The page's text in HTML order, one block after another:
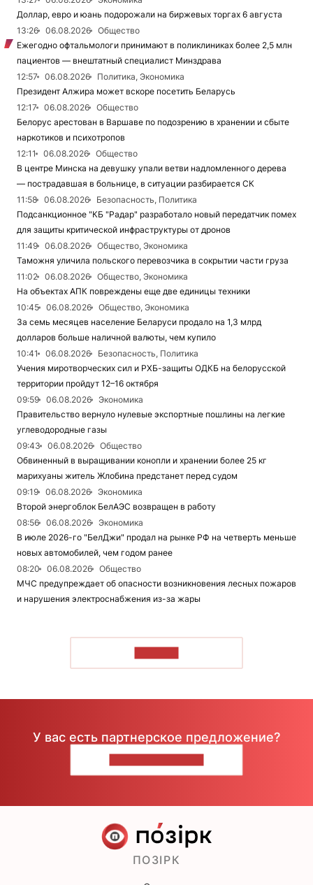
Доллар, евро и юань подорожали на биржевых торгах 6 августа
13:26
06.08.2026
Общество
Ежегодно офтальмологи принимают в поликлиниках более 2,5 млн
пациентов — внештатный специалист Минздрава
12:57
06.08.2026
Политика, Экономика
Президент Алжира может вскоре посетить Беларусь
12:17
06.08.2026
Общество
Белорус арестован в Варшаве по подозрению в хранении и сбыте
наркотиков и психотропов
12:11
06.08.2026
Общество
В центре Минска на девушку упали ветви надломленного дерева
— пострадавшая в больнице, в ситуации разбирается СК
11:58
06.08.2026
Безопасность, Политика
Подсанкционное "КБ "Радар" разработало новый передатчик помех
для защиты критической инфраструктуры от дронов
11:49
06.08.2026
Общество, Экономика
Таможня уличила польского перевозчика в сокрытии части груза
11:02
06.08.2026
Общество, Экономика
На объектах АПК повреждены еще две единицы техники
10:45
06.08.2026
Общество, Экономика
За семь месяцев население Беларуси продало на 1,3 млрд
долларов больше наличной валюты, чем купило
10:41
06.08.2026
Безопасность, Политика
Учения миротворческих сил и РХБ-защиты ОДКБ на белорусской
территории пройдут 12–16 октября
09:59
06.08.2026
Экономика
Правительство вернуло нулевые экспортные пошлины на легкие
углеводородные газы
09:43
06.08.2026
Общество
Обвиненный в выращивании конопли и хранении более 25 кг
марихуаны житель Жлобина предстанет перед судом
09:19
06.08.2026
Экономика
Второй энергоблок БелАЭС возвращен в работу
08:56
06.08.2026
Экономика
В июле 2026-го "БелДжи" продал на рынке РФ на четверть меньше
новых автомобилей, чем годом ранее
08:20
06.08.2026
Общество
МЧС предупреждает об опасности возникновения лесных пожаров
и нарушения электроснабжения из-за жары
У вас есть партнерское предложение?
ПОЗІРК